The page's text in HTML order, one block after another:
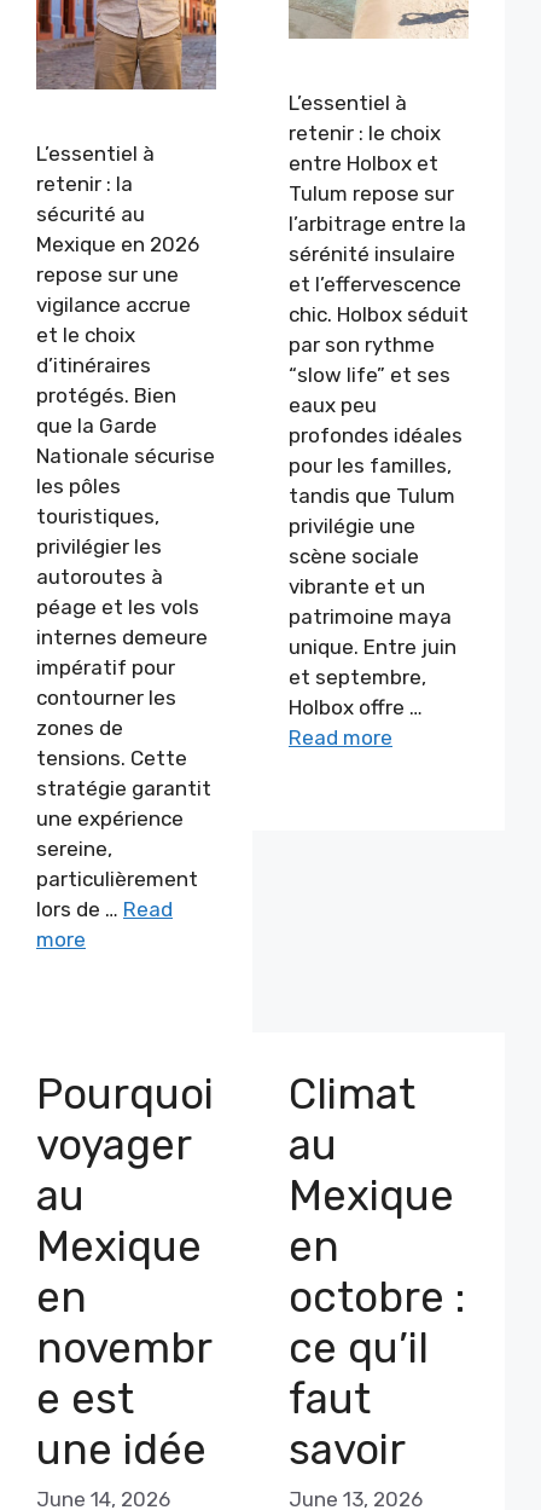
L’essentiel à
retenir : la
sécurité au
Mexique en 2026
repose sur une
vigilance accrue
et le choix
d’itinéraires
protégés. Bien
que la Garde
Nationale sécurise
les pôles
touristiques,
privilégier les
autoroutes à
péage et les vols
internes demeure
impératif pour
contourner les
zones de
tensions. Cette
stratégie garantit
une expérience
sereine,
particulièrement
lors de … Read
more
L’essentiel à
retenir : le choix
entre Holbox et
Tulum repose sur
l’arbitrage entre la
sérénité insulaire
et l’effervescence
chic. Holbox séduit
par son rythme
“slow life” et ses
eaux peu
profondes idéales
pour les familles,
tandis que Tulum
privilégie une
scène sociale
vibrante et un
patrimoine maya
unique. Entre juin
et septembre,
Holbox offre …
Read more
Pourquoi
voyager
au
Mexique
en
novembr
e est
une idée
June 14, 2026
Climat
au
Mexique
en
octobre :
ce qu’il
faut
savoir
June 13, 2026